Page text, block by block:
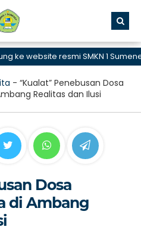
resmi SMKN 1 Sumenep,
- “Kualat” Penebusan Dosa
Realitas dan Ilusi
Dosa
di Ambang